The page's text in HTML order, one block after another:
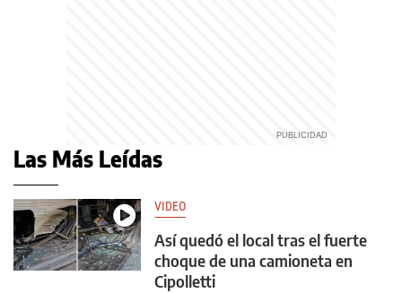
Las Más Leídas
VIDEO
Así quedó el local tras el fuerte
choque de una camioneta en
Cipolletti